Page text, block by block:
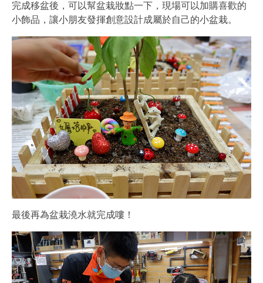
完成移盆後，可以幫盆栽妝點一下，現場可以加購喜歡的
小飾品，讓小朋友發揮創意設計成屬於自己的小盆栽。
最後再為盆栽澆水就完成嘍！